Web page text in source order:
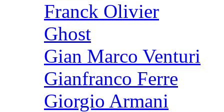
Franck Olivier
Ghost
Gian Marco Venturi
Gianfranco Ferre
Giorgio Armani